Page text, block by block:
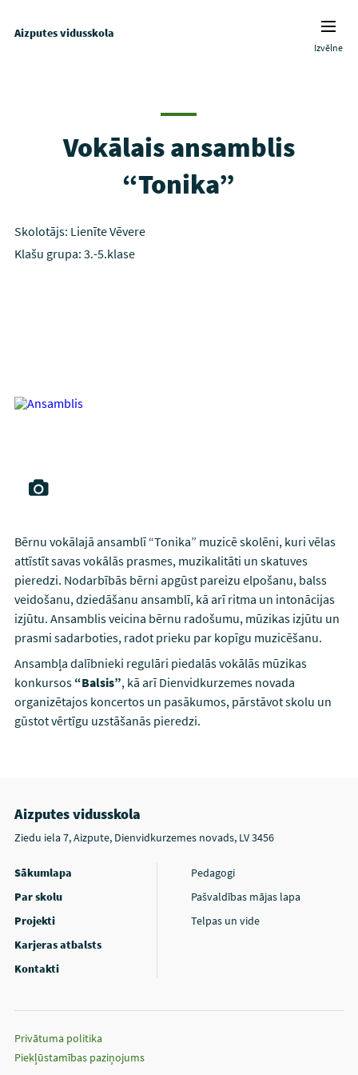
Aizputes vidusskola
Izvēlne
Vokālais ansamblis
“Tonika”
Skolotājs: Lienīte Vēvere
Klašu grupa: 3.-5.klase
Bērnu vokālajā ansamblī “Tonika” muzicē skolēni, kuri vēlas
attīstīt savas vokālās prasmes, muzikalitāti un skatuves
pieredzi. Nodarbībās bērni apgūst pareizu elpošanu, balss
veidošanu, dziedāšanu ansamblī, kā arī ritma un intonācijas
izjūtu. Ansamblis veicina bērnu radošumu, mūzikas izjūtu un
prasmi sadarboties, radot prieku par kopīgu muzicēšanu.
Ansambļa dalībnieki regulāri piedalās vokālās mūzikas
konkursos “Balsis”, kā arī Dienvidkurzemes novada
organizētajos koncertos un pasākumos, pārstāvot skolu un
gūstot vērtīgu uzstāšanās pieredzi.
Aizputes vidusskola
Ziedu iela 7, Aizpute, Dienvidkurzemes novads, LV 3456
Sākumlapa
Par skolu
Projekti
Karjeras atbalsts
Kontakti
Pedagogi
Pašvaldības mājas lapa
Telpas un vide
Privātuma politika
Piekļūstamības paziņojums